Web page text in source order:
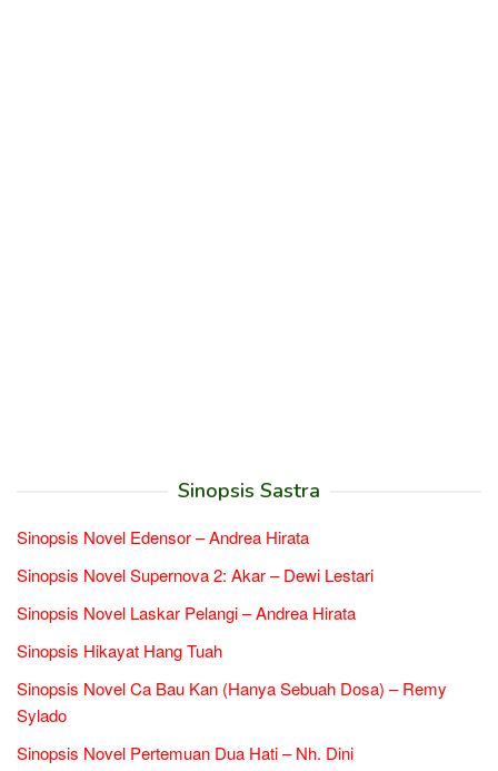
Sinopsis Sastra
Sinopsis Novel Edensor – Andrea Hirata
Sinopsis Novel Supernova 2: Akar – Dewi Lestari
Sinopsis Novel Laskar Pelangi – Andrea Hirata
Sinopsis Hikayat Hang Tuah
Sinopsis Novel Ca Bau Kan (Hanya Sebuah Dosa) – Remy
Sylado
Sinopsis Novel Pertemuan Dua Hati – Nh. Dini